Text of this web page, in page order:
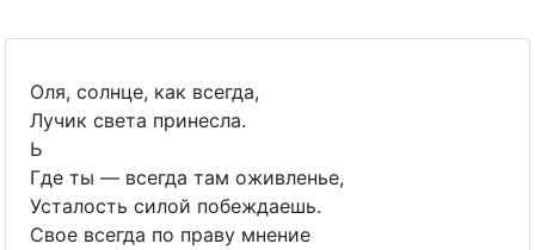
Оля, солнце, как всегда,
Лучик света принесла.
Ь
Где ты — всегда там оживленье,
Усталость силой побеждаешь.
Свое всегда по праву мнение